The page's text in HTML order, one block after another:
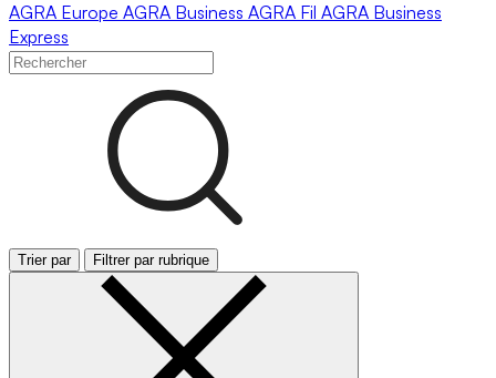
AGRA Europe AGRA Business AGRA Fil AGRA Business
Express
Trier par Filtrer par rubrique